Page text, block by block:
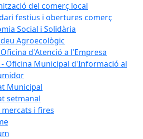
del comerç local
festius i obertures comerç
Social i Solidària
Agroecològic
Oficina d'Atenció a l'Empresa
- Oficina Municipal d'Informació al
Municipal
setmanal
i fires